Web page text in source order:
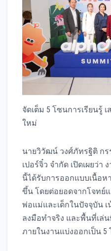
จัดเต็ม 5 โซนการเรียนรู้
ใหม่
นายวิวัฒน์ วงศ์ภัทรฐิติ ก
เปอร์จิ๋ว จำกัด เปิดเผยว่า ง
นี้ได้รับการออกแบบเนื้อ
ขึ้น โดยต่อยอดจากโจทย์
พ่อแม่และเด็กในปัจจุบัน
ลงมือทำจริง และพื้นที่เล่
ภายในงานแบ่งออกเป็น